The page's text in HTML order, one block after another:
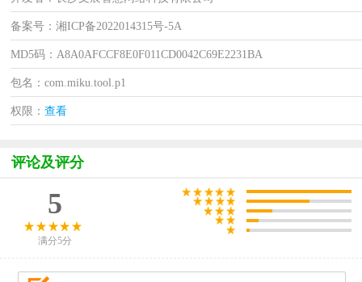
备案号：湘ICP备2022014315号-5A
MD5码：A8A0AFCCF8E0F011CD0042C69E2231BA
包名：com.miku.tool.p1
权限：查看
评论及评分
5
满分5分